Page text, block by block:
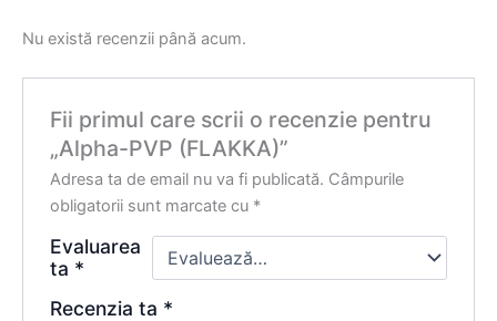
Nu există recenzii până acum.
Fii primul care scrii o recenzie pentru
„Alpha-PVP (FLAKKA)”
Adresa ta de email nu va fi publicată. Câmpurile
obligatorii sunt marcate cu *
Evaluarea
ta *
Recenzia ta *